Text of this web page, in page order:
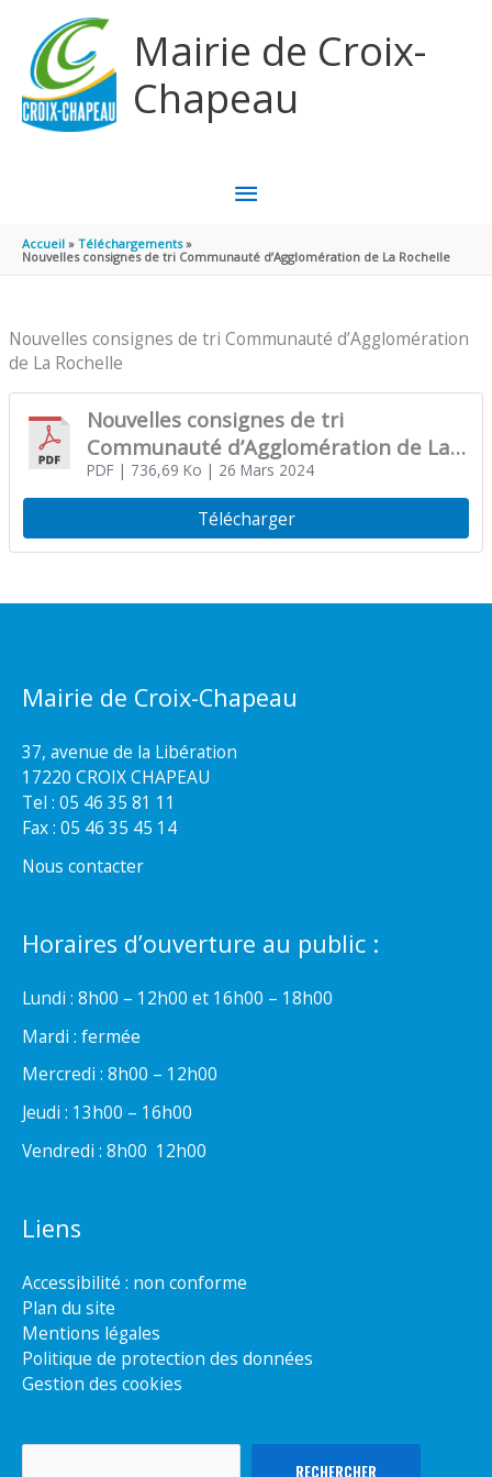
Mairie de Croix-
Chapeau
MENU
PRINCIPAL
Accueil
Téléchargements
Nouvelles consignes de tri Communauté d’Agglomération de La Rochelle
Nouvelles consignes de tri Communauté d’Agglomération
de La Rochelle
Nouvelles consignes de tri
Communauté d’Agglomération de La
Rochelle
PDF| 736,69 Ko | 26 Mars 2024
Télécharger
Mairie de Croix-Chapeau
37, avenue de la Libération
17220 CROIX CHAPEAU
Tel : 05 46 35 81 11
Fax : 05 46 35 45 14
Nous contacter
Horaires d’ouverture au public :
Lundi : 8h00 – 12h00 et 16h00 – 18h00
Mardi : fermée
Mercredi : 8h00 – 12h00
Jeudi : 13h00 – 16h00
Vendredi : 8h00  12h00
Liens
Accessibilité : non conforme
Plan du site
Mentions légales
Politique de protection des données
Gestion des cookies
RECHERCHER